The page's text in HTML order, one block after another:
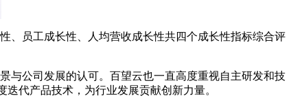
员工成长性、人均营收成长性共四个成长性指标综合评
公司发展的认可。百望云也一直高度重视自主研发和技
代产品技术，为行业发展贡献创新力量。